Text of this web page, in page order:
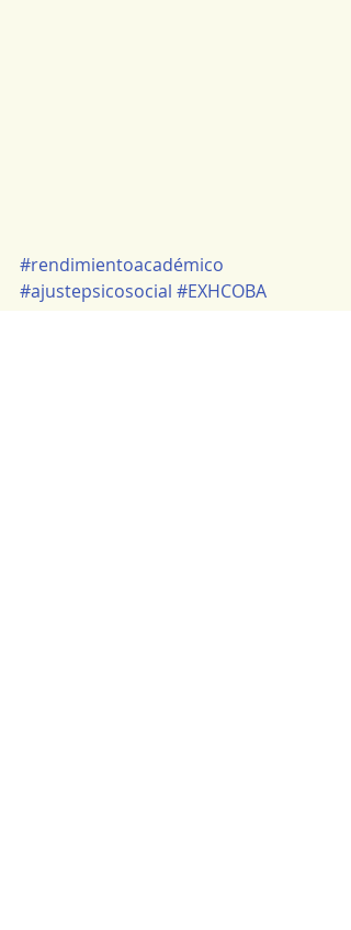
#rendimientoacadémico
#ajustepsicosocial #EXHCOBA